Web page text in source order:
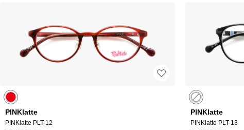
PINKlatte
PINKlatte PLT-12
PINKlatte
PINKlatte PLT-13